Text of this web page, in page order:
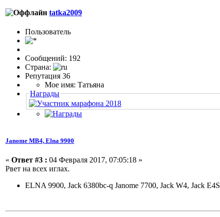
tatka2009
Пользовaтeль
Сообщений: 192
Страна:
Репутация 36
Мое имя: Татьяна
Награды
Janome МВ4, Elna 9900
« Ответ #3 : 04 Февраля 2017, 07:05:18 »
Рвет на всех иглах.
ELNA 9900, Jack 6380bc-q Janome 7700, Jack W4, Jack E4S